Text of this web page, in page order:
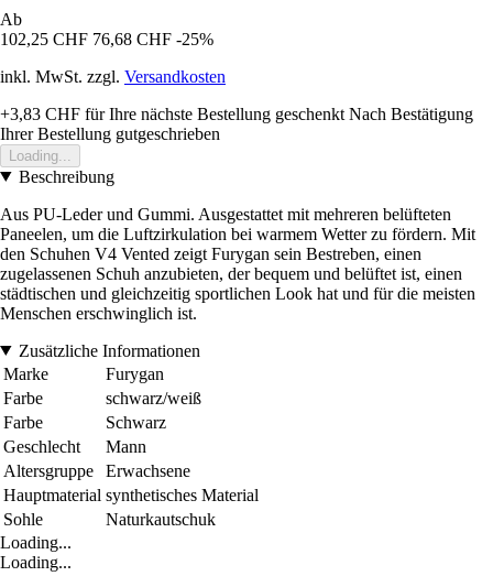
Ab
102,25 CHF 76,68 CHF -25%
inkl. MwSt. zzgl. Versandkosten
+3,83 CHF für Ihre nächste Bestellung geschenkt Nach Bestätigung
Ihrer Bestellung gutgeschrieben
Loading...
Beschreibung
Aus PU-Leder und Gummi. Ausgestattet mit mehreren belüfteten
Paneelen, um die Luftzirkulation bei warmem Wetter zu fördern. Mit
den Schuhen V4 Vented zeigt Furygan sein Bestreben, einen
zugelassenen Schuh anzubieten, der bequem und belüftet ist, einen
städtischen und gleichzeitig sportlichen Look hat und für die meisten
Menschen erschwinglich ist.
Zusätzliche Informationen
Marke
Furygan
Farbe
schwarz/weiß
Farbe
Schwarz
Geschlecht
Mann
Altersgruppe
Erwachsene
Hauptmaterial synthetisches Material
Sohle
Naturkautschuk
Loading...
Loading...